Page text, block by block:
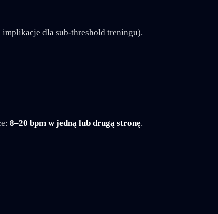
dla sub-threshold treningu).
8–20 bpm w jedną lub drugą stronę.